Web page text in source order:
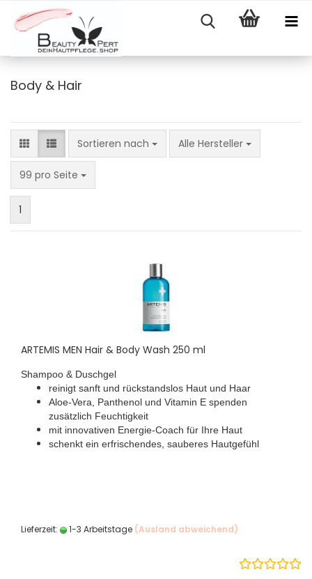
Body & Hair
Sortieren nach
Sortieren nach Alle Hersteller
99 pro Seite
pro Seite
1
ARTEMIS MEN Hair & Body Wash 250 ml
Shampoo & Duschgel
reinigt sanft und rückstandslos Haut und Haar
Aloe-Vera, Panthenol und Vitamin E spenden
zusätzlich Feuchtigkeit
mit innovativen Energie-Coach für Ihre Haut
schenkt ein erfrischendes, sauberes Hautgefühl
Lieferzeit: 1-3 Arbeitstage (Ausland abweichend)